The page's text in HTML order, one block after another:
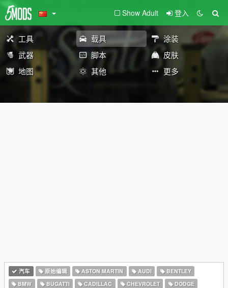
Show Adult 登入
工具 载具
涂装
武器
脚本
皮肤
地图
其他 更多
汽车 原始编辑 ASTON MARTIN AUDI
BENTLEY
BMW
BUGATTI CADILLAC CHEVROLET
DODGE